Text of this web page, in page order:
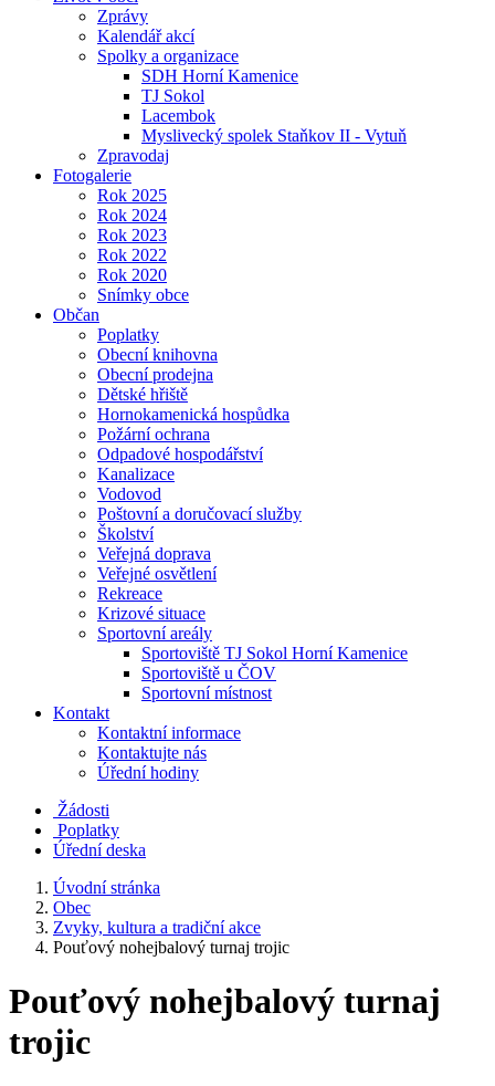
Zprávy
Kalendář akcí
Spolky a organizace
SDH Horní Kamenice
TJ Sokol
Lacembok
Myslivecký spolek Staňkov II - Vytuň
Zpravodaj
Fotogalerie
Rok 2025
Rok 2024
Rok 2023
Rok 2022
Rok 2020
Snímky obce
Občan
Poplatky
Obecní knihovna
Obecní prodejna
Dětské hřiště
Hornokamenická hospůdka
Požární ochrana
Odpadové hospodářství
Kanalizace
Vodovod
Poštovní a doručovací služby
Školství
Veřejná doprava
Veřejné osvětlení
Rekreace
Krizové situace
Sportovní areály
Sportoviště TJ Sokol Horní Kamenice
Sportoviště u ČOV
Sportovní místnost
Kontakt
Kontaktní informace
Kontaktujte nás
Úřední hodiny
Žádosti
Poplatky
Úřední deska
Úvodní stránka
Obec
Zvyky, kultura a tradiční akce
Pouťový nohejbalový turnaj trojic
Pouťový nohejbalový turnaj
trojic